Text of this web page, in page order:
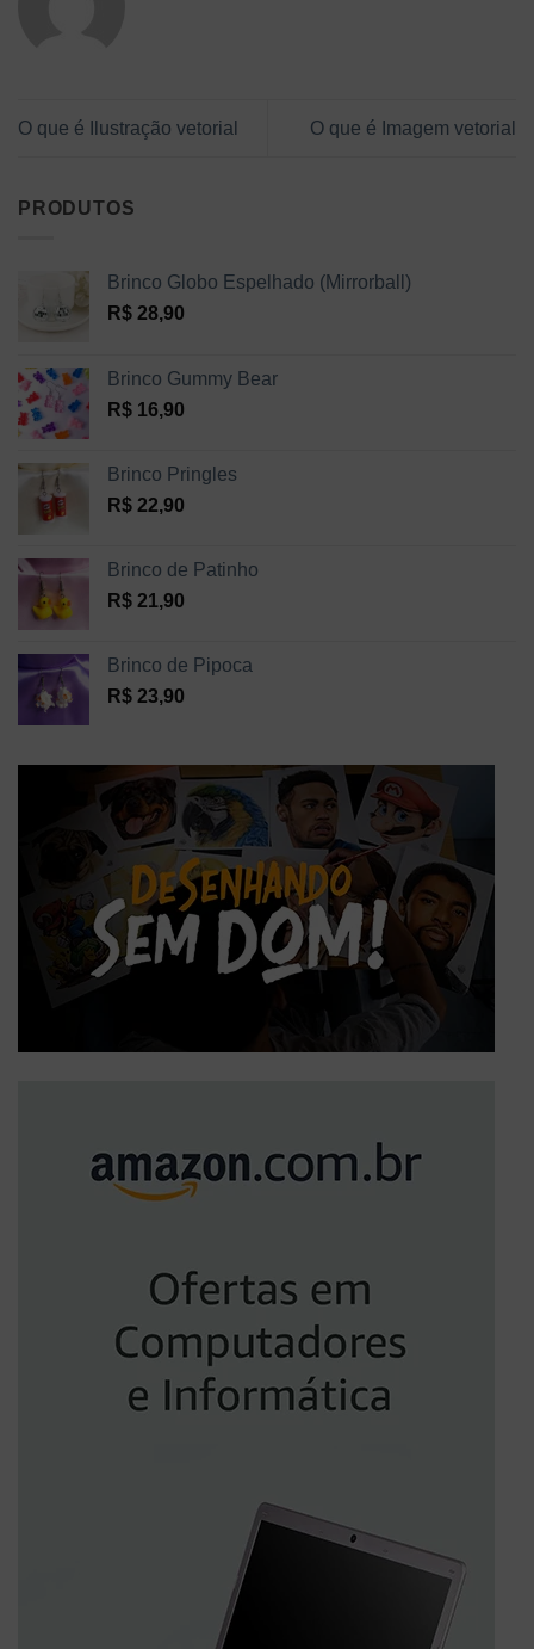
O que é Ilustração vetorial O que é Imagem vetorial
PRODUTOS
Brinco Globo Espelhado (Mirrorball)
R$ 28,90
Brinco Gummy Bear
R$ 16,90
Brinco Pringles
R$ 22,90
Brinco de Patinho
R$ 21,90
Brinco de Pipoca
R$ 23,90